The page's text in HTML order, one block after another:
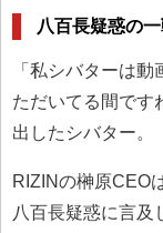
八百長疑惑の
「私シバターは
ただいてる間です
出したシバター。
RIZINの榊原CEO
八百長疑惑に言及